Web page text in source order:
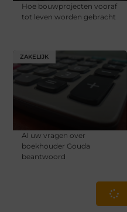
Hoe bouwprojecten vooraf
tot leven worden gebracht
ZAKELIJK
Al uw vragen over
boekhouder Gouda
beantwoord